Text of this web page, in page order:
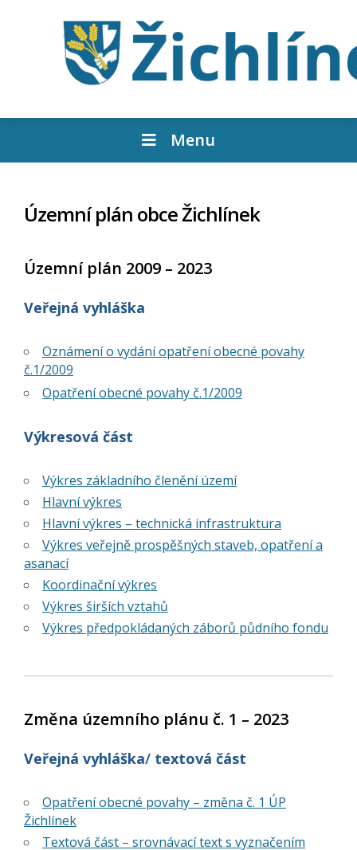
Menu
Územní plán obce Žichlínek
Územní plán 2009 – 2023
Veřejná vyhláška
Oznámení o vydání opatření obecné povahy
č.1/2009
Opatření obecné povahy č.1/2009
Výkresová část
Výkres základního členění území
Hlavní výkres
Hlavní výkres – technická infrastruktura
Výkres veřejně prospěšných staveb, opatření a
asanací
Koordinační výkres
Výkres širších vztahů
Výkres předpokládaných záborů půdního fondu
Změna územního plánu č. 1 – 2023
Veřejná vyhláška/ textová část
Opatření obecné povahy – změna č. 1 ÚP
Žichlínek
Textová část – srovnávací text s vyznačením